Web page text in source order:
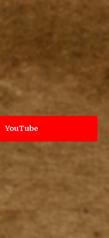
YouTube